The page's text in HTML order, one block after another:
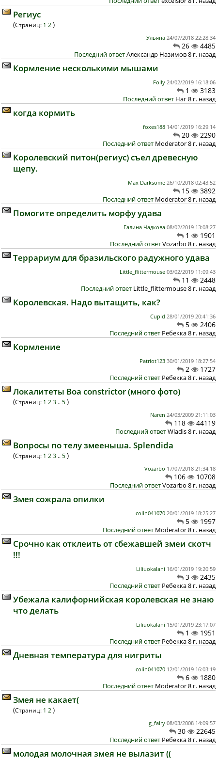
Региус
(Страниц: 1 2 )
Ульяна 24/07/2018 22:28:34
26 4485
Последний ответАлександр Назимов 8 г. назад
Кормление несколькими мышами
Folly 24/02/2019 16:18:06
1 3183
Последний ответ Наг 8 г. назад
когда кормить
foxes188 14/01/2019 16:29:14
20 2290
Последний ответ Moderator 8 г. назад
Королевский питон(региус) съел древесную
щепу.
Max Darksome 26/10/2018 02:43:52
15 3892
Последний ответ Moderator 8 г. назад
Помогите определить морфу удава
Галина Чадкова 08/02/2019 13:08:27
1 1901
Последний ответVozarbo 8 г. назад
Террариум для бразильского радужного удава
Little_flittermouse 03/02/2019 11:09:43
11 2448
Последний ответ Little_flittermouse 8 г. назад
Королевская. Надо вытащить, как?
Cupid 28/01/2019 20:41:36
5 2406
Последний ответ Ребекка 8 г. назад
Кормление
Patriot123 30/01/2019 18:27:54
2 1727
Последний ответ Ребекка 8 г. назад
Локалитеты Boa constrictor (много фото)
(Страниц: 1 2 3 .. 5 )
Naren 24/03/2009 21:11:03
118 44119
Последний ответWladis 8 г. назад
Вопросы по телу змееныша. Splendida
(Страниц: 1 2 3 .. 5 )
Vozarbo 17/07/2018 21:34:18
106 10708
Последний ответVozarbo 8 г. назад
Змея сожрала опилки
colin041070 20/01/2019 18:25:27
5 1997
Последний ответ Moderator 8 г. назад
Срочно как отклеить от сбежавшей змеи скотч
!!!
Liliuokalani 16/01/2019 19:20:59
3 2435
Последний ответ Ребекка 8 г. назад
Убежала калифорнийская королевская не знаю
что делать
Liliuokalani 15/01/2019 23:17:07
1 1951
Последний ответ Ребекка 8 г. назад
Дневная температура для нигриты
colin041070 12/01/2019 16:03:19
6 1880
Последний ответ Moderator 8 г. назад
Змея не какает(
(Страниц: 1 2 )
g_fairy 08/03/2008 14:09:57
30 22645
Последний ответ Ребекка 8 г. назад
молодая молочная змея не вылазит ((